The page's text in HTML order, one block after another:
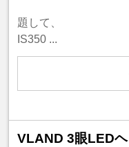
題して、
IS350 ...
VLAND 3眼LED